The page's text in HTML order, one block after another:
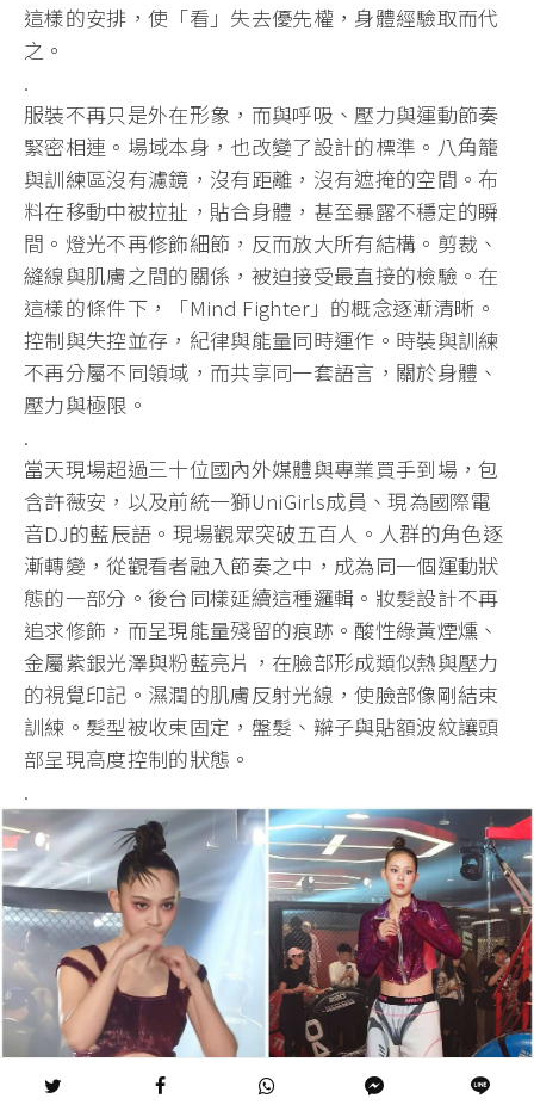
這樣的安排，使「看」失去優先權，身體經驗取而代
之。
.
服裝不再只是外在形象，而與呼吸、壓力與運動節奏
緊密相連。場域本身，也改變了設計的標準。八角籠
與訓練區沒有濾鏡，沒有距離，沒有遮掩的空間。布
料在移動中被拉扯，貼合身體，甚至暴露不穩定的瞬
間。燈光不再修飾細節，反而放大所有結構。剪裁、
縫線與肌膚之間的關係，被迫接受最直接的檢驗。在
這樣的條件下，「Mind Fighter」的概念逐漸清晰。
控制與失控並存，紀律與能量同時運作。時裝與訓練
不再分屬不同領域，而共享同一套語言，關於身體、
壓力與極限。
.
當天現場超過三十位國內外媒體與專業買手到場，包
含許薇安，以及前統一獅UniGirls成員、現為國際電
音DJ的藍辰語。現場觀眾突破五百人。人群的角色逐
漸轉變，從觀看者融入節奏之中，成為同一個運動狀
態的一部分。後台同樣延續這種邏輯。妝髮設計不再
追求修飾，而呈現能量殘留的痕跡。酸性綠黃煙燻、
金屬紫銀光澤與粉藍亮片，在臉部形成類似熱與壓力
的視覺印記。濕潤的肌膚反射光線，使臉部像剛結束
訓練。髮型被收束固定，盤髮、辮子與貼額波紋讓頭
部呈現高度控制的狀態。
.